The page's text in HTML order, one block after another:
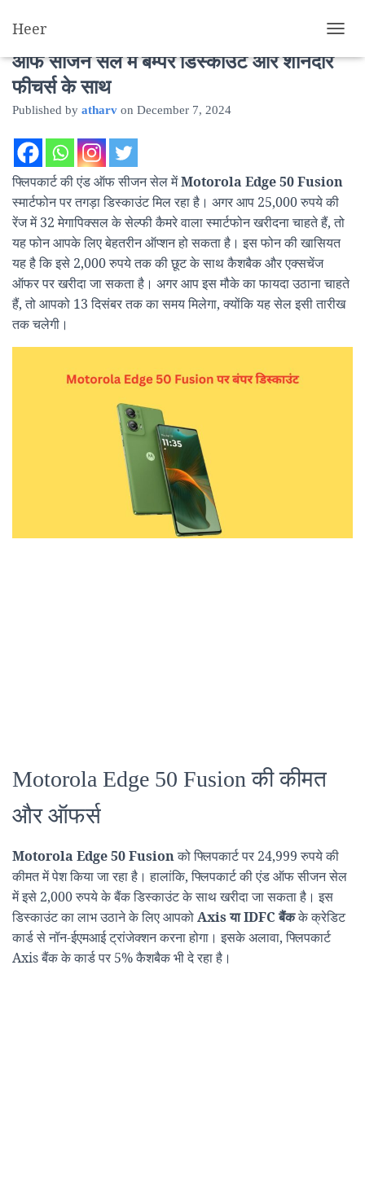
Heer
O
I
G
A
T
I
Motorola Edge 50 Fusion: फ्लिपकार्ट की एंड
ऑफ सीजन सेल में बम्पर डिस्काउंट और शानदार
फीचर्स के साथ
Published by atharv on December 7, 2024
फ्लिपकार्ट की एंड ऑफ सीजन सेल मेंMotorola Edge 50 Fusion
स्मार्टफोन पर तगड़ा डिस्काउंट मिल रहा है। अगर आप 25,000 रुपये की
रेंज में 32 मेगापिक्सल के सेल्फी कैमरे वाला स्मार्टफोन खरीदना चाहते हैं, तो
यह फोन आपके लिए बेहतरीन ऑप्शन हो सकता है। इस फोन की खासियत
यह है कि इसे 2,000 रुपये तक की छूट के साथ कैशबैक और एक्सचेंज
ऑफर पर खरीदा जा सकता है। अगर आप इस मौके का फायदा उठाना चाहते
हैं, तो आपको 13 दिसंबर तक का समय मिलेगा, क्योंकि यह सेल इसी तारीख
तक चलेगी।
Motorola Edge 50 Fusion की कीमत
और ऑफर्स
Motorola Edge 50 Fusionको फ्लिपकार्ट पर 24,999 रुपये की
कीमत में पेश किया जा रहा है। हालांकि, फ्लिपकार्ट की एंड ऑफ सीजन सेल
में इसे 2,000 रुपये के बैंक डिस्काउंट के साथ खरीदा जा सकता है। इस
डिस्काउंट का लाभ उठाने के लिए आपकोAxis या IDFC बैंकके क्रेडिट
कार्ड से नॉन-ईएमआई ट्रांजेक्शन करना होगा। इसके अलावा, फ्लिपकार्ट
Axis बैंक के कार्ड पर 5% कैशबैक भी दे रहा है।